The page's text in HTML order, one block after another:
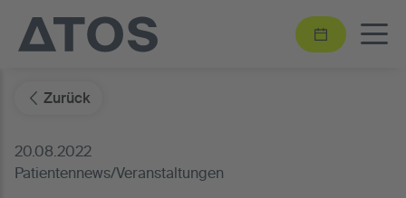
Zurück
20.08.2022
Patientennews/Veranstaltungen